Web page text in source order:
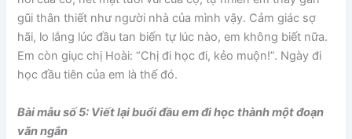
gũi thân thiết như người nhà của mình vậy. Cảm giác sợ
hãi, lo lắng lúc đầu tan biến tự lúc nào, em không biết nữa.
Em còn giục chị Hoài: “Chị đi học đi, kẻo muộn!”. Ngày đi
học đầu tiên của em là thế đó.
Bài mẫu số 5: Viết lại buổi đầu em đi học thành một đoạn
văn ngắn